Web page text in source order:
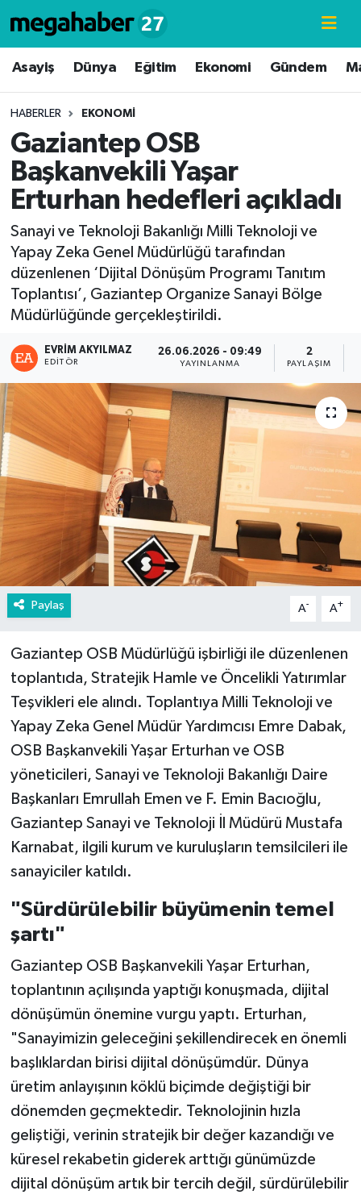
Asayiş Dünya Eğitim Ekonomi Gündem
HABERLER EKONOMI
Gaziantep OSB
Başkanvekili Yaşar
Erturhan hedefleri açıkladı
Sanayi ve Teknoloji Bakanlığı Milli Teknoloji ve
Yapay Zeka Genel Müdürlüğü tarafından
düzenlenen ‘Dijital Dönüşüm Programı Tanıtım
Toplantısı’, Gaziantep Organize Sanayi Bölge
Müdürlüğünde gerçekleştirildi.
EVRIM AKYILMAZ
EDITÖR
26.06.2026 - 09:49
YAYINLANMA
2
PAYLAŞIM
Paylaş A- A+
Gaziantep OSB Müdürlüğü işbirliği ile düzenlenen
toplantıda, Stratejik Hamle ve Öncelikli Yatırımlar
Teşvikleri ele alındı. Toplantıya Milli Teknoloji ve
Yapay Zeka Genel Müdür Yardımcısı Emre Dabak,
OSB Başkanvekili Yaşar Erturhan ve OSB
yöneticileri, Sanayi ve Teknoloji Bakanlığı Daire
Başkanları Emrullah Emen ve F. Emin Bacıoğlu,
Gaziantep Sanayi ve Teknoloji İl Müdürü Mustafa
Karnabat, ilgili kurum ve kuruluşların temsilcileri ile
sanayiciler katıldı.
"Sürdürülebilir büyümenin temel
şartı"
Gaziantep OSB Başkanvekili Yaşar Erturhan,
toplantının açılışında yaptığı konuşmada, dijital
dönüşümün önemine vurgu yaptı. Erturhan,
"Sanayimizin geleceğini şekillendirecek en önemli
başlıklardan birisi dijital dönüşümdür. Dünya
üretim anlayışının köklü biçimde değiştiği bir
dönemden geçmektedir. Teknolojinin hızla
geliştiği, verinin stratejik bir değer kazandığı ve
küresel rekabetin giderek arttığı günümüzde
dijital dönüşüm artık bir tercih değil, sürdürülebilir
Hava Durumu
Süper Lig Puan Durumu ve Fikstür
Tüm Manşetler
Son Dakika Haberleri
Haber Arşivi